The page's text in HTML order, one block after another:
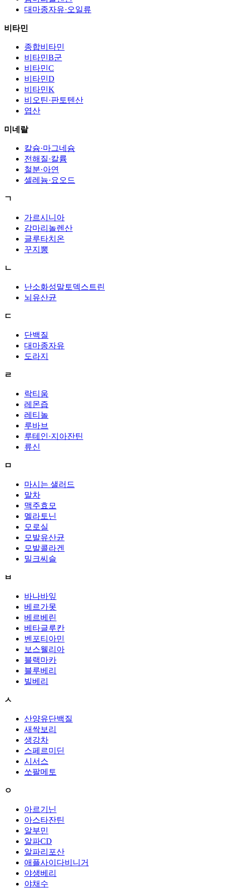
대마종자유·오일류
비타민
종합비타민
비타민B군
비타민C
비타민D
비타민K
비오틴·판토텐산
엽산
미네랄
칼슘·마그네슘
전해질·칼륨
철분·아연
셀레늄·요오드
ㄱ
가르시니아
감마리놀렌산
글루타치온
꾸지뽕
ㄴ
난소화성말토덱스트린
뇌유산균
ㄷ
단백질
대마종자유
도라지
ㄹ
락티움
레몬즙
레티놀
루바브
루테인·지아잔틴
류신
ㅁ
마시는 샐러드
말차
맥주효모
멜라토닌
모로실
모발유산균
모발콜라겐
밀크씨슬
ㅂ
바나바잎
베르가못
베르베린
베타글루칸
벤포티아민
보스웰리아
블랙마카
블루베리
빌베리
ㅅ
산양유단백질
새싹보리
생강차
스페르미딘
시서스
쏘팔메토
ㅇ
아르기닌
아스타잔틴
알부민
알파CD
알파리포산
애플사이다비니거
야생베리
야채수